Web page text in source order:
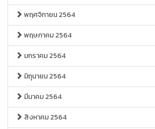
พฤศจิกายน 2564
พฤษภาคม 2564
มกราคม 2564
มิถุนายน 2564
มีนาคม 2564
สิงหาคม 2564